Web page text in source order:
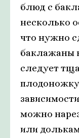
блюд с
несколько
что нужно
баклажаны
следует
можно
или